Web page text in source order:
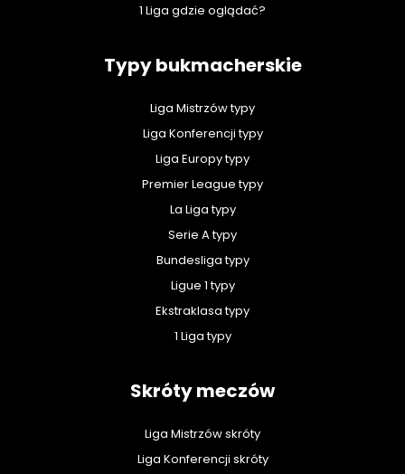
1 Liga gdzie oglądać?
Typy bukmacherskie
Liga Mistrzów typy
Liga Konferencji typy
Liga Europy typy
Premier League typy
La Liga typy
Serie A typy
Bundesliga typy
Ligue 1 typy
Ekstraklasa typy
1 Liga typy
Skróty meczów
Liga Mistrzów skróty
Liga Konferencji skróty